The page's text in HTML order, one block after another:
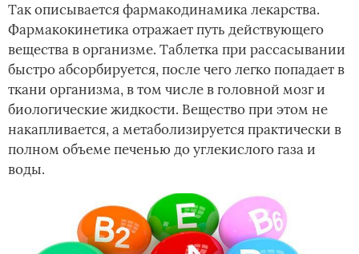
Так описывается фармакодинамика лекарства.
Фармакокинетика отражает путь действующего
вещества в организме. Таблетка при рассасывании
быстро абсорбируется, после чего легко попадает в
ткани организма, в том числе в головной мозг и
биологические жидкости. Вещество при этом не
накапливается, а метаболизируется практически в
полном объеме печенью до углекислого газа и
воды.